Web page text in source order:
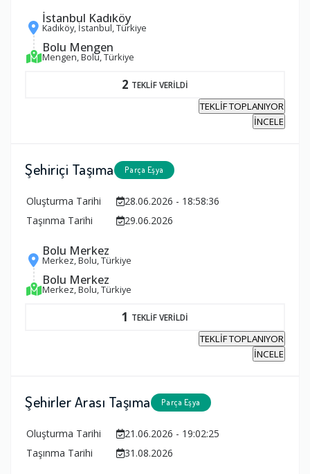
İstanbul Kadıköy
Kadıköy, İstanbul, Türkiye
Bolu Mengen
Mengen, Bolu, Türkiye
2 TEKLİF VERİLDİ
TEKLİF TOPLANIYOR
İNCELE
Şehiriçi Taşıma Parça Eşya
Oluşturma Tarihi
28.06.2026 - 18:58:36
Taşınma Tarihi
29.06.2026
Bolu Merkez
Merkez, Bolu, Türkiye
Bolu Merkez
Merkez, Bolu, Türkiye
1 TEKLİF VERİLDİ
TEKLİF TOPLANIYOR
İNCELE
Şehirler Arası Taşıma Parça Eşya
Oluşturma Tarihi
21.06.2026 - 19:02:25
Taşınma Tarihi
31.08.2026